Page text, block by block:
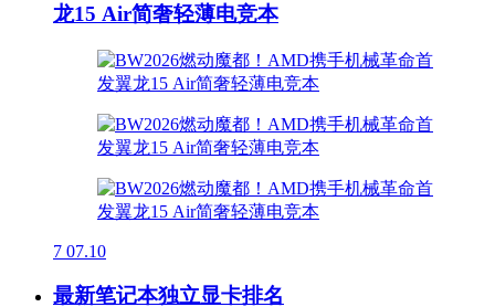
龙15 Air简奢轻薄电竞本
7 07.10
最新笔记本独立显卡排名